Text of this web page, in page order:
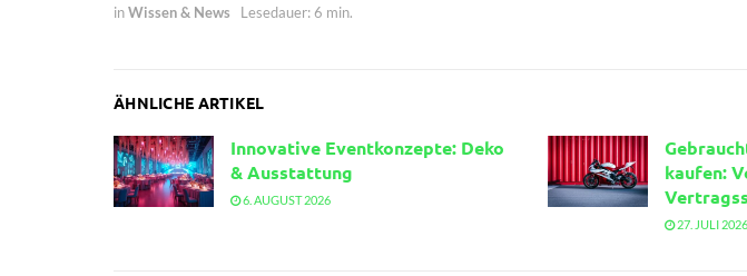
inWissen & News Lesedauer: 6 min.
ÄHNLICHE ARTIKEL
Innovative Eventkonzepte: Deko
& Ausstattung
6. AUGUST 2026
kaufen:
27. JULI 2026